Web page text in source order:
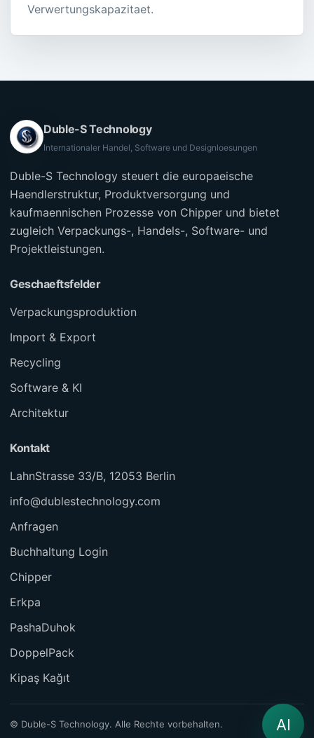
Verwertungskapazitaet.
Duble-S Technology
Internationaler Handel, Software und Designloesungen
Duble-S Technology steuert die europaeische
Haendlerstruktur, Produktversorgung und
kaufmaennischen Prozesse von Chipper und bietet
zugleich Verpackungs-, Handels-, Software- und
Projektleistungen.
Geschaeftsfelder
Verpackungsproduktion
Import & Export
Recycling
Software & KI
Architektur
Kontakt
LahnStrasse 33/B, 12053 Berlin
info@dublestechnology.com
Anfragen
Buchhaltung Login
Chipper
Erkpa
PashaDuhok
DoppelPack
Kipaş Kağıt
© Duble-S Technology. Alle Rechte vorbehalten. AI